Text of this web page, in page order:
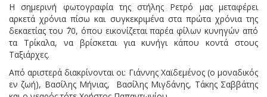
Η σημερινή φωτογραφία της στήλης Ρετρό μας μεταφέρει
αρκετά χρόνια πίσω και συγκεκριμένα στα πρώτα χρόνια της
δεκαετίας του ΄70, όπου εικονίζεται παρέα φίλων κυνηγών από
τα Τρίκαλα, να βρίσκεται για κυνήγι κάπου κοντά στους
Ταξιάρχες.
Από αριστερά διακρίνονται οι: Γιάννης Χαϊδεμένος (ο μοναδικός
εν ζωή), Βασίλης Μήνιας, Βασίλης Μιγδάνης, Τάκης Σαββάτης